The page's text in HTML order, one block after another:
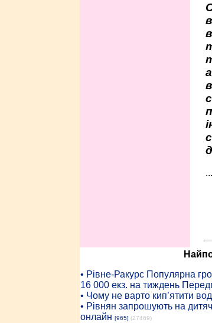
...
• Рiвне-Ракурс Популярна
16 000 екз. на тиждень
• Чому не варто кип’ятити
• Рівнян запрошують на
онлайн [965] (27469)